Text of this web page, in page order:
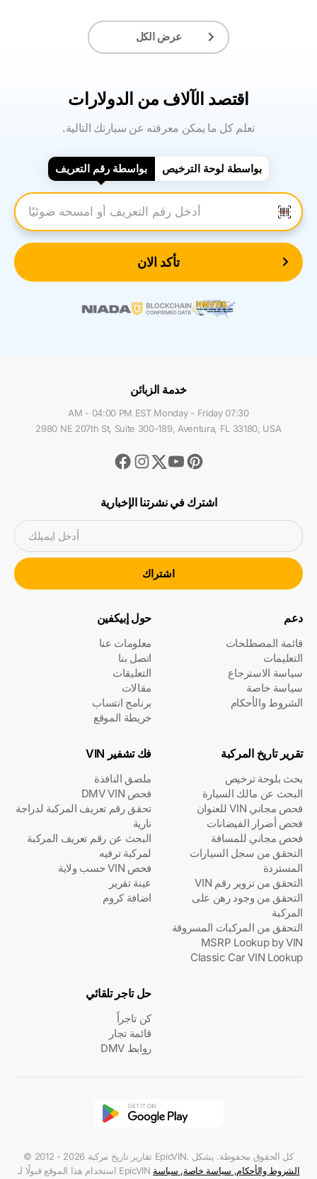
عرض الكل
اقتصد الآلاف من الدولارات
.تعلم كل ما يمكن معرفته عن سيارتك التالية
بواسطة رقم التعريف بواسطة لوحة الترخيص
أدخل رقم التعريف
تأكد الان
خدمة الزبائن
07:30 AM - 04:00 PM EST Monday - Friday
2980 NE 207th St, Suite 300-189, Aventura, FL 33180, USA
Facebook
Instagram
TwitterYoutubePinterest
اشترك في نشرتنا الإخبارية
أدخل ايميلك
اشتراك
حول إبيكفين
معلومات عنا
اتصل بنا
التعليقات
مقالات
برنامج انتساب
خريطة الموقع
دعم
قائمة المصطلحات
التعليمات
سياسة الاسترجاع
سياسة خاصة
الشروط والأحكام
فك تشفير VIN
ملصق النافذة
فحص DMV VIN
تحقق رقم تعريف المركبة لدراجة
نارية
البحث عن رقم تعريف المركبة
لمركبة ترفيه
فحص VIN حسب ولاية
عينة تقرير
اضافة كروم
تقرير تاريخ المركبة
بحث بلوحة ترخيص
البحث عن مالك السيارة
فحص مجاني VIN للعنوان
فحص أضرار الفيضانات
فحص مجاني للمسافة
التحقق من سجل السيارات
المستردة
التحقق من تزوير رقم VIN
التحقق من وجود رهن على
المركبة
التحقق من المركبات المسروقة
MSRP Lookup by VIN
Classic Car VIN Lookup
حل تاجر تلقائي
كن تاجراً
قائمة تجار
روابط DMV
© 2012 - 2026 تقارير تاريخ مركبة EpicVIN. كل الحقوق محفوظة. يشكل
استخدام هذا الموقع قبولًا لـ EpicVIN
الشروط والأحكام, سياسة خاصة, سياسة